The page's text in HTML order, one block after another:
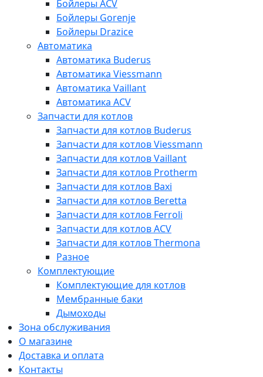
Бойлеры ACV
Бойлеры Gorenje
Бойлеры Drazice
Автоматика
Автоматика Buderus
Автоматика Viessmann
Автоматика Vaillant
Автоматика ACV
Запчасти для котлов
Запчасти для котлов Buderus
Запчасти для котлов Viessmann
Запчасти для котлов Vaillant
Запчасти для котлов Protherm
Запчасти для котлов Baxi
Запчасти для котлов Beretta
Запчасти для котлов Ferroli
Запчасти для котлов ACV
Запчасти для котлов Thermona
Разное
Комплектующие
Комплектующие для котлов
Мембранные баки
Дымоходы
Зона обслуживания
О магазине
Доставка и оплата
Контакты